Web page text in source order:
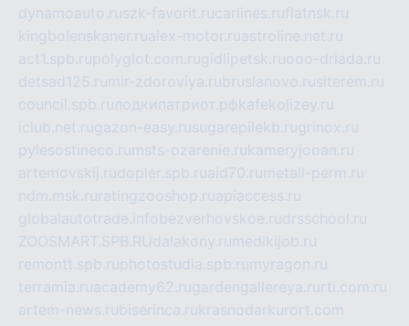
dynamoauto.ruszk-favorit.rucarlines.ruflatnsk.ru
kingbolenskaner.rualex-motor.ruastroline.net.ru
act1.spb.rupolyglot.com.rugidlipetsk.ruooo-driada.ru
detsad125.ru mir-zdoroviya.rubruslanovo.rusiterem.ru
council.spb.ruлодкипатриот.рфkafekolizey.ru
iclub.net.rugazon-easy.rusugarepilekb.rugrinox.ru
pylesostineco.ru msts-ozarenie.rukameryjooan.ru
artemovskij.rudopler.spb.ruaid70.ru metall-perm.ru
ndm.msk.ru ratingzooshop.ruapiaccess.ru
globalautotrade.info bezverhovskoe.rudrsschool.ru
ZOOSMART.SPB.RUdalakony.ru medikijob.ru
remontt.spb.ruphotostudia.spb.ru myragon.ru
terramia.ruacademy62.rugardengallereya.ru rti.com.ru
artem-news.rubiserinca.rukrasnodarkurort.com